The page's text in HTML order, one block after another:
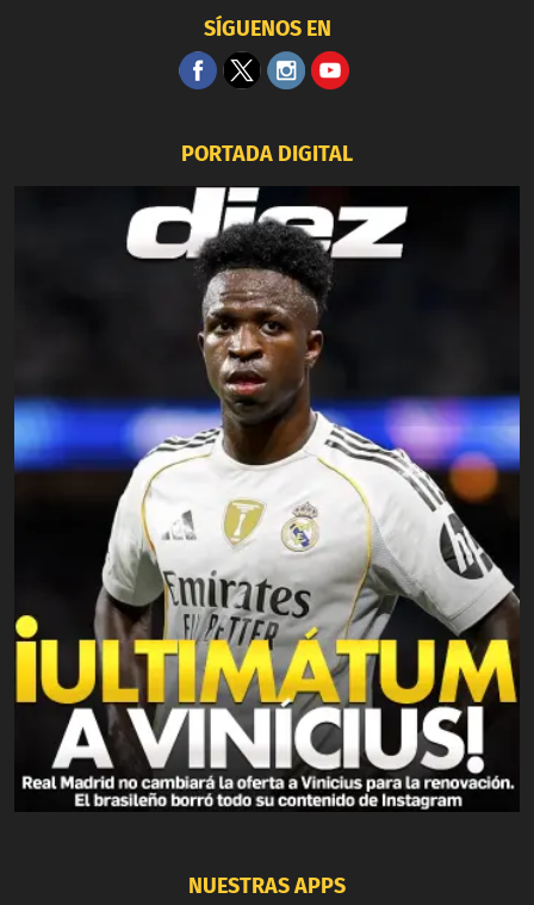
SÍGUENOS EN
PORTADA DIGITAL
NUESTRAS APPS